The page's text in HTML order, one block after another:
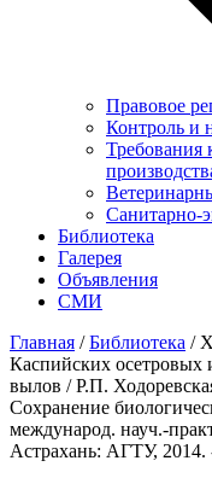
Правовое
Контроль и
Требования
Санитарно-
Библиотека
Галерея
Объявления
СМИ
Главная /Библиотека /
Каспийских осетровых
вылов / Р.П.
Сохранение
международ. науч.-
Астрахань: АГТУ, 2014.